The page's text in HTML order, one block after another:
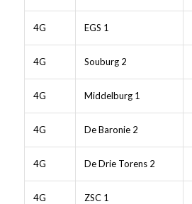
4G EGS 1
4G Souburg 2
4G Middelburg 1
4G De Baronie 2
4G De Drie Torens 2
4G ZSC 1